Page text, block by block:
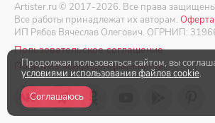
Artister.ru © 2017-2026. Все права
Все работы принадлежат их авторам. Оферта
ИП Рябов Вячеслав Олегович. ОГРНИП:
Пользовательское соглашение
Политика конфиденциальности
Продолжая пользоваться сайтом, вы
условиями использования файлов cookie.
Соглашаюсь